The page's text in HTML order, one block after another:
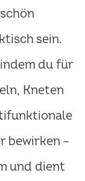
sein.
du für
Kneten
bewirken –
und dient